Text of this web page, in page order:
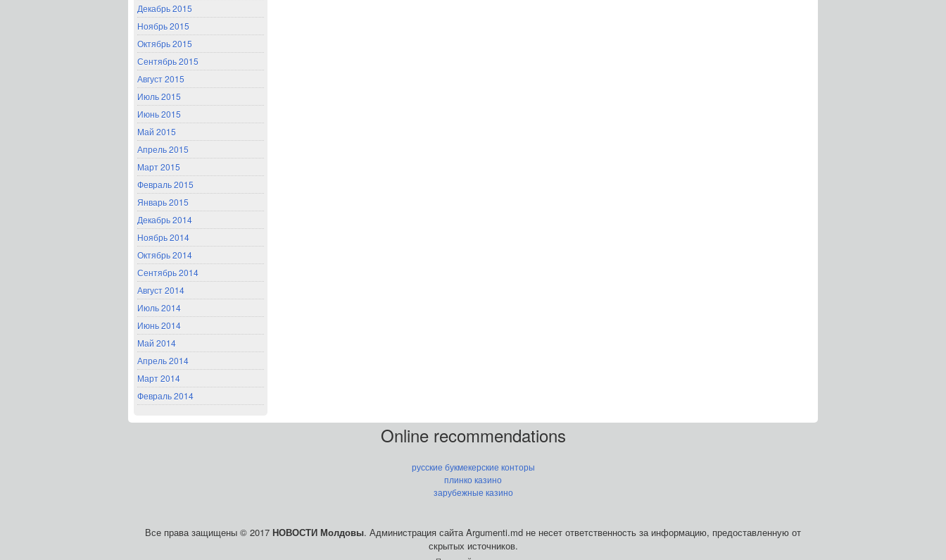
Декабрь 2015
Ноябрь 2015
Октябрь 2015
Сентябрь 2015
Август 2015
Июль 2015
Июнь 2015
Май 2015
Апрель 2015
Март 2015
Февраль 2015
Январь 2015
Декабрь 2014
Ноябрь 2014
Октябрь 2014
Сентябрь 2014
Август 2014
Июль 2014
Июнь 2014
Май 2014
Апрель 2014
Март 2014
Февраль 2014
Online recommendations
русские букмекерские конторы
плинко казино
зарубежные казино
Все права защищены © 2017 НОВОСТИ Молдовы. Администрация сайта Argumenti.md не несет ответственность за информацию, предоставленную от
скрытых источников.